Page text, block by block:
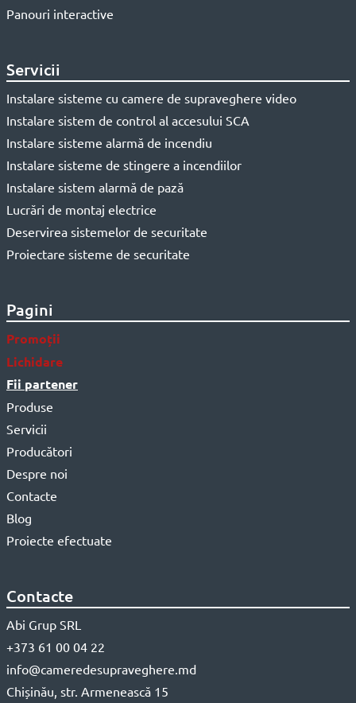
Panouri interactive
Servicii
Instalare sisteme cu camere de supraveghere video
Instalare sistem de control al accesului SCA
Instalare sisteme alarmă de incendiu
Instalare sisteme de stingere a incendiilor
Instalare sistem alarmă de pază
Lucrări de montaj electrice
Deservirea sistemelor de securitate
Proiectare sisteme de securitate
Pagini
Promoții
Lichidare
Fii partener
Produse
Servicii
Producători
Despre noi
Contacte
Blog
Proiecte efectuate
Contacte
Abi Grup SRL
+373 61 00 04 22
info@cameredesupraveghere.md
Chișinău, str. Armenească 15